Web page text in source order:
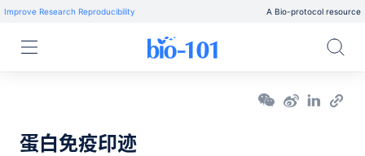
Improve Research Reproducibility A Bio-protocol resource
蛋白免疫印迹